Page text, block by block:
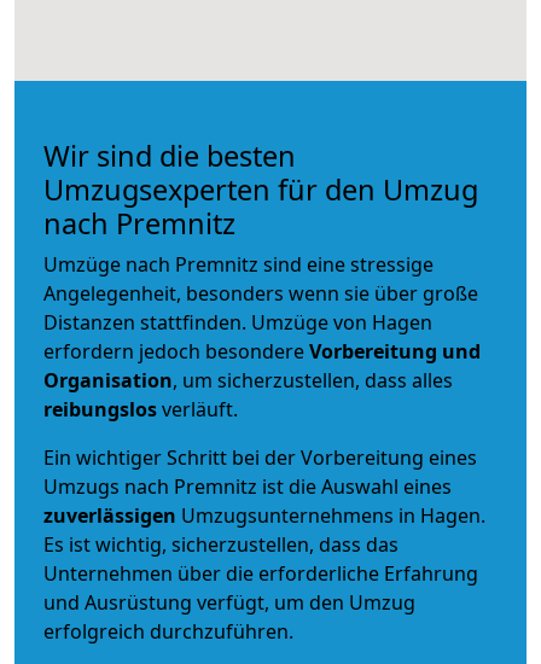
Wir sind die besten
Umzugsexperten für den Umzug
nach Premnitz
Umzüge nach Premnitz sind eine stressige
Angelegenheit, besonders wenn sie über große
Distanzen stattfinden. Umzüge von Hagen
erfordern jedoch besondereVorbereitung und
Organisation, um sicherzustellen, dass alles
reibungslosverläuft.
Ein wichtiger Schritt bei der Vorbereitung eines
Umzugs nach Premnitz ist die Auswahl eines
zuverlässigen Umzugsunternehmens in Hagen.
Es ist wichtig, sicherzustellen, dass das
Unternehmen über die erforderliche Erfahrung
und Ausrüstung verfügt, um den Umzug
erfolgreich durchzuführen.